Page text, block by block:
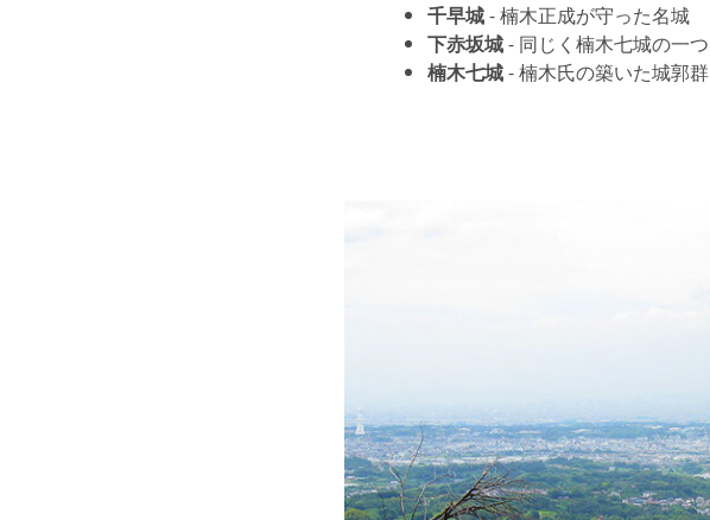
千早城- 楠木正成が守った名城
下赤坂城- 同じく楠木七城の一つ
楠木七城- 楠木氏の築いた城郭群